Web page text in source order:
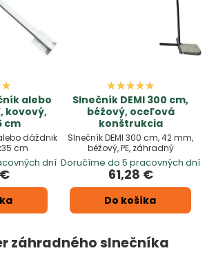
alebo
kovový,
cm
dáždnik
cm
dní
Slnečník DEMI 300 cm,
béžový, oceľová
konštrukcia
Slnečník DEMI 300 cm, 42 mm,
béžový, PE, záhradný
Doručíme do 5 pracovných dní
61,28 €
Do košíka
záhradného slnečníka